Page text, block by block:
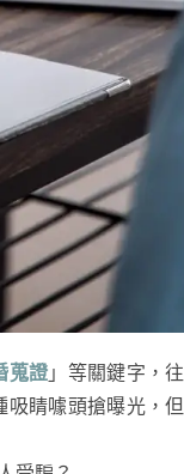
蒐證 」等關鍵字，往
睛噱頭搶曝光，但